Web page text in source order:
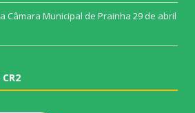
Câmara Municipal de Prainha 29 de abril